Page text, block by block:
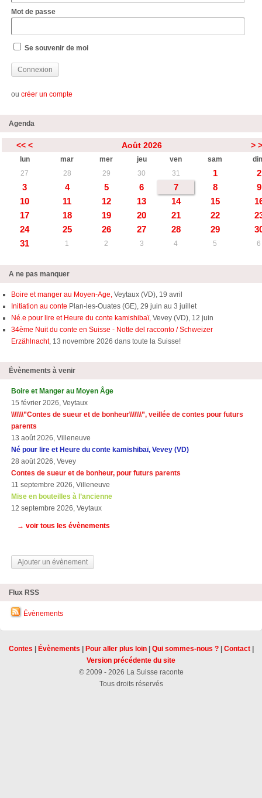
Mot de passe
Se souvenir de moi
ou créer un compte
Agenda
<< < Août 2026 >
lun mar mer jeu ven sam
27
28 29 30 31 1
2
3
4 5 6 7 8
9
10
11 12 13 14 15
17
18 19 20 21 22
24
25 26 27 28 29
31
1 2 3 4 5 6
A ne pas manquer
Boire et manger au Moyen-Age, Veytaux (VD), 19 avril
Initiation au conte Plan-les-Ouates (GE), 29 juin au 3 juillet
Né.e pour lire et Heure du conte kamishibaï, Vevey (VD), 12 juin
34ème Nuit du conte en Suisse - Notte del racconto / Schweizer
Erzählnacht, 13 novembre 2026 dans toute la Suisse!
Évènements à venir
Boire et Manger au Moyen Âge
15 février 2026, Veytaux
\\\\\\\”Contes de sueur et de bonheur\\\\\\\”, veillée de contes pour futurs
parents
13 août 2026, Villeneuve
Né pour lire et Heure du conte kamishibaï, Vevey (VD)
28 août 2026, Vevey
Contes de sueur et de bonheur, pour futurs parents
11 septembre 2026, Villeneuve
Mise en bouteilles à l’ancienne
12 septembre 2026, Veytaux
→ voir tous les évènements
Ajouter un évènement
Flux RSS
Évènements
Contes Évènements Pour aller plus loin| Qui sommes-nous ?| Contact|
Version précédente du site
© 2009 - 2026 La Suisse raconte
Tous droits réservés